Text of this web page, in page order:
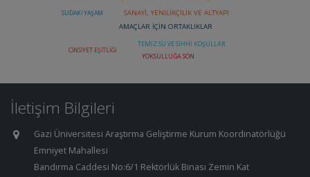
İletişim Bilgileri
Gazi Üniversitesi Araştırma Geliştirme Kurum Koordinatörlüğü
Emniyet Mahallesi
Bandırma Caddesi No:6/1 Rektörlük Binası Zemin Kat